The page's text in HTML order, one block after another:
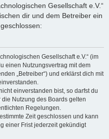
Gesellschaft e.V.“
dir und dem Betreiber ein
Gesellschaft e.V.“ (im
einen Nutzungsvertrag mit dem
„Betreiber“) und erklärst dich mit
einverstanden bist, so darfst du
Nutzung des Boards gelten
Regelungen.
Zeit geschlossen und kann
einer Frist jederzeit gekündigt